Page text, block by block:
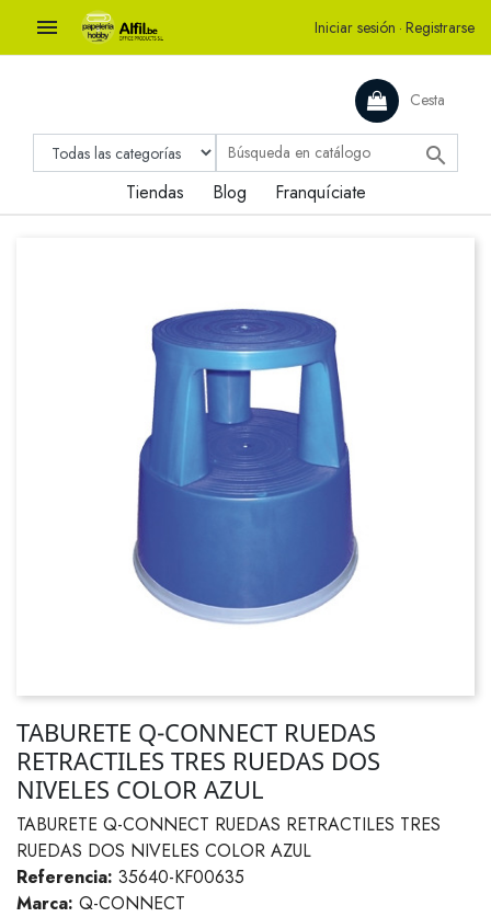
 Iniciar sesión · Registrarse
Cesta

Tiendas Blog Franquíciate
TABURETE Q-CONNECT RUEDAS
RETRACTILES TRES RUEDAS DOS
NIVELES COLOR AZUL
TABURETE Q-CONNECT RUEDAS RETRACTILES TRES
RUEDAS DOS NIVELES COLOR AZUL
Referencia: 35640-KF00635
Marca: Q-CONNECT